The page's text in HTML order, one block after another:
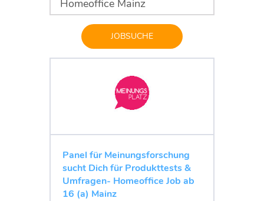
JOBSUCHE
Panel für Meinungsforschung
sucht Dich für Produkttests &
Umfragen- Homeoffice Job ab
16 (a) Mainz